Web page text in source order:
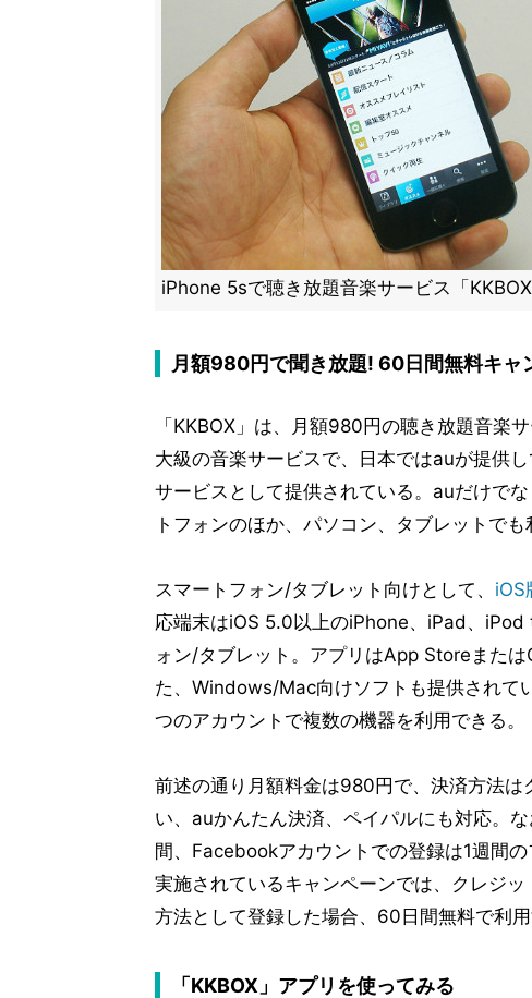
iPhone 5sで聴き放題音楽サービス「
月額980円で聞き放題! 60日間無料キャ
「KKBOX」は、月額980円の聴き放題音楽
大級の音楽サービスで、日本ではauが提供
サービスとして提供されている。auだけで
トフォンのほか、パソコン、タブレットでも
スマートフォン/タブレット向けとして、 iOS
応端末はiOS 5.0以上のiPhone、iPad、
ォン/タブレット。アプリはApp Storeまた
た、Windows/Mac向けソフトも提供されて
つのアカウントで複数の機器を利用できる。
前述の通り月額料金は980円で、決済方法
い、auかんたん決済、ペイパルにも対応。
間、Facebookアカウントでの登録は1週間
実施されているキャンペーンでは、クレジ
方法として登録した場合、60日間無料で利用
「KKBOX」アプリを使ってみる